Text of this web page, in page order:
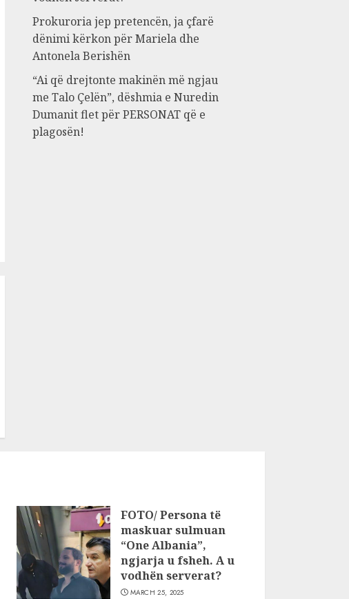
Prokuroria jep pretencën, ja çfarë
dënimi kërkon për Mariela dhe
Antonela Berishën
“Ai që drejtonte makinën më ngjau
me Talo Çelën”, dëshmia e Nuredin
Dumanit flet për PERSONAT që e
plagosën!
FOTO/ Persona të
maskuar sulmuan
“One Albania”,
ngjarja u fsheh. A u
vodhën serverat?
MARCH 25, 2025